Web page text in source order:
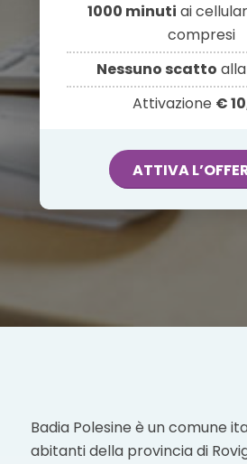
1000 minuti ai
compresi
Nessuno scatto
Attivazione €
ATTIVA
Badia Polesine è un comune
abitanti della provincia di